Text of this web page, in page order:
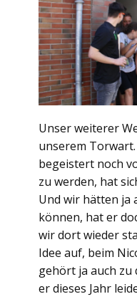
Unser weiterer
unserem
begeistert noch
zu werden, hat
Und wir hätten ja
können, hat er
wir dort wieder
Idee auf, beim
gehört ja auch zu
er dieses Jahr